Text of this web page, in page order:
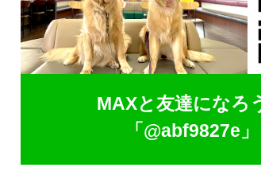
MAXと友達になろ
「@abf9827e」